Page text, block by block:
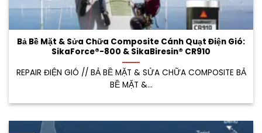
Bả Bề Mặt & Sửa Chữa Composite Cánh Quạt Điện Gió:
SikaForce®-800 & SikaBiresin® CR910
REPAIR ĐIỆN GIÓ // BẢ BỀ MẶT & SỬA CHỮA COMPOSITE BẢ
BỀ MẶT &...